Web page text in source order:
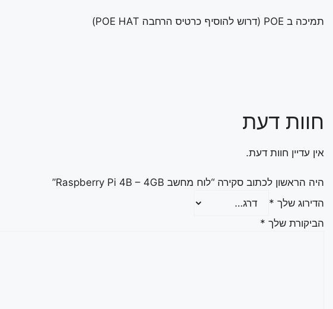
תמיכה ב POE (דרוש להוסיף כרטיס הרחבה POE HAT)
חוות דעת
אין עדיין חוות דעת.
היה הראשון לכתוב סקירה “לוח מחשב Raspberry Pi 4B – 4GB”
הדירוג שלך *
הביקורת שלך *